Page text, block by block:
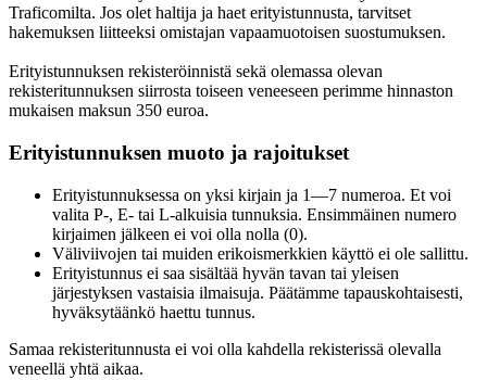
Traficomilta. Jos olet haltija ja haet erityistunnusta, tarvitset
hakemuksen liitteeksi omistajan vapaamuotoisen suostumuksen.
Erityistunnuksen rekisteröinnistä sekä olemassa olevan
rekisteritunnuksen siirrosta toiseen veneeseen perimme hinnaston
mukaisen maksun 350 euroa.
Erityistunnuksen muoto ja rajoitukset
Erityistunnuksessa on yksi kirjain ja 1—7 numeroa. Et voi
valita P-, E- tai L-alkuisia tunnuksia. Ensimmäinen numero
kirjaimen jälkeen ei voi olla nolla (0).
Väliviivojen tai muiden erikoismerkkien käyttö ei ole sallittu.
Erityistunnus ei saa sisältää hyvän tavan tai yleisen
järjestyksen vastaisia ilmaisuja. Päätämme tapauskohtaisesti,
hyväksytäänkö haettu tunnus.
Samaa rekisteritunnusta ei voi olla kahdella rekisterissä olevalla
veneellä yhtä aikaa.